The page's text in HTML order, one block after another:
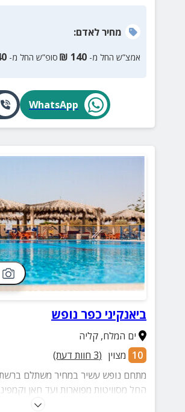
מחירלאדם:
אמצ”ש החל מ- 140
₪ סופ”ש החל מ-
WhatsApp
ביאנקיני כפר נופש
ים המלח,קליה
10 מצוין (
3 חוות דעת)
מתחם נופש עשיר במחיר משתלם ברשת!
החל מסוויטות מפוארות ועד חאן
שביניהם. לאורחי המתחם בית כנסת